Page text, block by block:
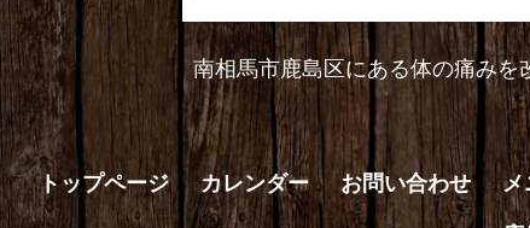
南相馬市鹿島区にある体の痛み
トップページ カレンダー お問い合わせ メ